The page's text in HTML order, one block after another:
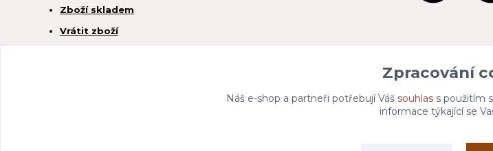
Zboží skladem
Vrátit zboží
Zpracování
Náš e-shop a partneři potřebují Váš souhlass použitím
informace týkající se